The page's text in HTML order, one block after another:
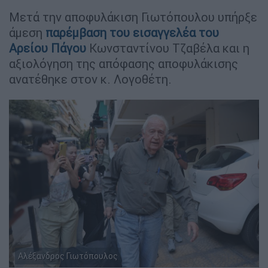
Μετά την αποφυλάκιση Γιωτόπουλου υπήρξε
άμεση παρέμβαση του εισαγγελέα του
Αρείου Πάγου Κωνσταντίνου Τζαβέλα και η
αξιολόγηση της απόφασης αποφυλάκισης
ανατέθηκε στον κ. Λογοθέτη.
Αλέξανδρος Γιωτόπουλος